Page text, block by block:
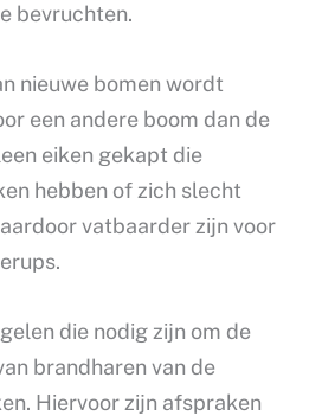
bevruchten.
nieuwe bomen wordt
een andere boom dan de
eiken gekapt die
hebben of zich slecht
vatbaarder zijn voor
die nodig zijn om de
brandharen van de
Hiervoor zijn afspraken